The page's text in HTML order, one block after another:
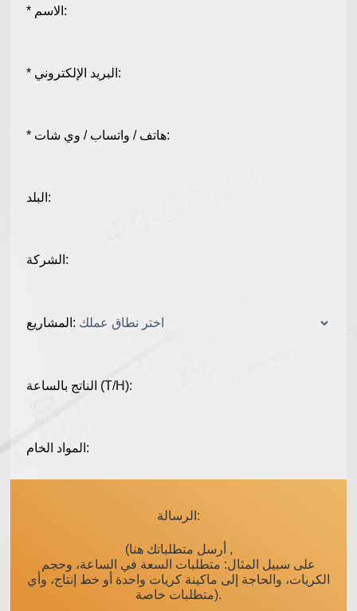
* الاسم:
* البريد الإلكتروني:
* هاتف / واتساب / وي شات:
البلد:
الشركة:
المشاريع:
الناتج بالساعة (T/H):
المواد الخام:
الرسالة:
(أرسل متطلباتك هنا ,
على سبيل المثال: متطلبات السعة في الساعة، وحجم
الكريات، والحاجة إلى ماكينة كريات واحدة أو خط إنتاج، وأي
متطلبات خاصة).